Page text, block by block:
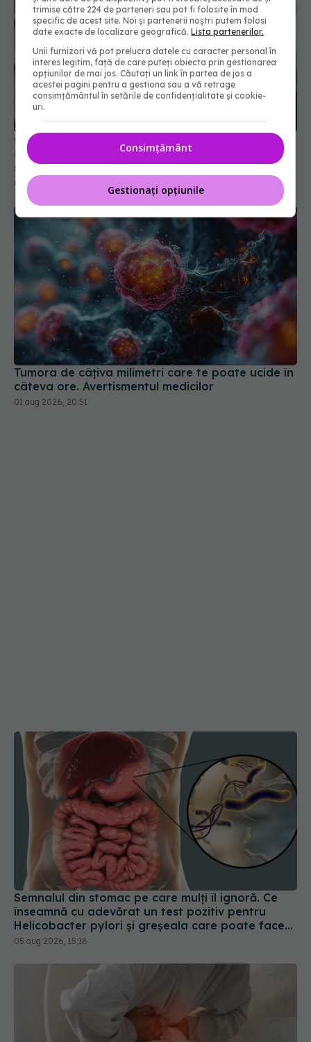
Ce să nu îi spui unei persoane cu cancer. 5 fraze
care pot răni fără să îți dai seama și ce să spui în
schimb
03 aug 2026, 16:56
Tumora de câțiva milimetri care te poate ucide în
câteva ore. Avertismentul medicilor
01 aug 2026, 20:51
Semnalul din stomac pe care mulți îl ignoră. Ce
înseamnă cu adevărat un test pozitiv pentru
Helicobacter pylori și greșeala care poate face
tratamentul mult mai dificil
05 aug 2026, 15:18
trimise către 224 de parteneri sau pot fi folosite în mod
specific de acest site. Noi și partenerii noștri putem folosi
date exacte de localizare geografică.Lista partenerilor.
Unii furnizori vă pot prelucra datele cu caracter personal în
interes legitim, față de care puteți obiecta prin gestionarea
opțiunilor de mai jos. Căutați un link în partea de jos a
acestei pagini pentru a gestiona sau a vă retrage
consimțământul în setările de confidențialitate și cookie-
uri.
Consimțământ
Gestionați opțiunile